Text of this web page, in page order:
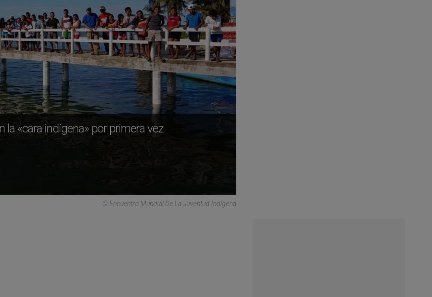
«cara indígena» por primera vez
© Encuentro Mundial De La Juventud Indígena